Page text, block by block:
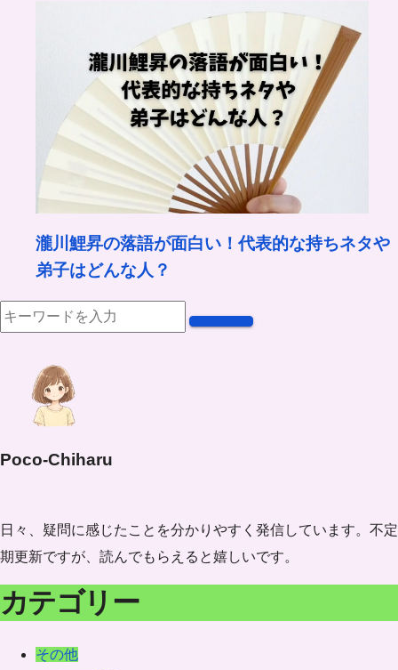
瀧川鯉昇の落語が面白い！代表的な持ちネタや
弟子はどんな人？
Poco-Chiharu
日々、疑問に感じたことを分かりやすく発信しています。不定
期更新ですが、読んでもらえると嬉しいです。
カテゴリー
その他